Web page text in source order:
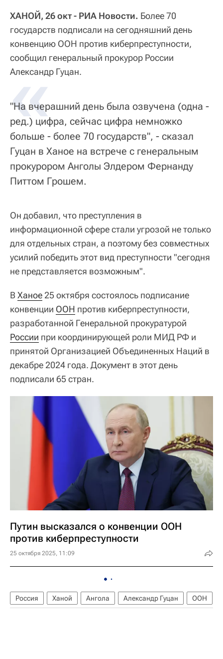
ХАНОЙ, 26 окт - РИА Новости. Более 70
государств подписали на сегодняшний день
конвенцию ООН против киберпреступности,
сообщил генеральный прокурор России
Александр Гуцан.
«
"На вчерашний день была озвучена (одна -
ред.) цифра, сейчас цифра немножко
больше - более 70 государств", - сказал
Гуцан в Ханое на встрече с генеральным
прокурором Анголы Элдером Фернанду
Питтом Грошем.
Он добавил, что преступления в
информационной сфере стали угрозой не только
для отдельных стран, а поэтому без совместных
усилий победить этот вид преступности "сегодня
не представляется возможным".
В Ханое 25 октября состоялось подписание
конвенции ООН против киберпреступности,
разработанной Генеральной прокуратурой
России при координирующей роли МИД РФ и
принятой Организацией Объединенных Наций в
декабре 2024 года. Документ в этот день
подписали 65 стран.
Путин высказался о конвенции ООН
против киберпреступности
25 октября 2025, 11:09
Россия Ханой Ангола Александр Гуцан ООН